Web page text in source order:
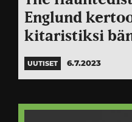
Englund
kitaristiksi
UUTISET 6.7.2023